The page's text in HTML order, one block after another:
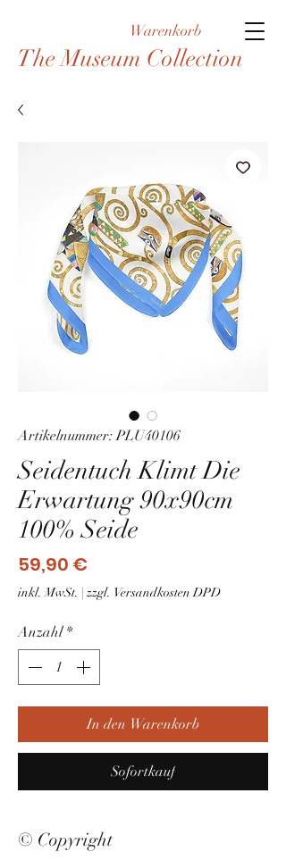
Warenkorb
The Museum Collection
Artikelnummer: PLU40106
Seidentuch Klimt Die
Erwartung 90x90cm
100% Seide
59,90 €
inkl. MwSt. | zzgl. Versandkosten DPD
Anzahl *
In den Warenkorb
Sofortkauf
© Copyright